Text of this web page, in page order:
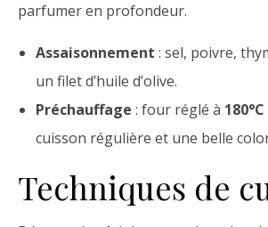
parfumer en profondeur.
Assaisonnement : sel, poivre,
un filet d’huile d’olive.
Préchauffage : four réglé à 180°C
cuisson régulière et une belle
Techniques de